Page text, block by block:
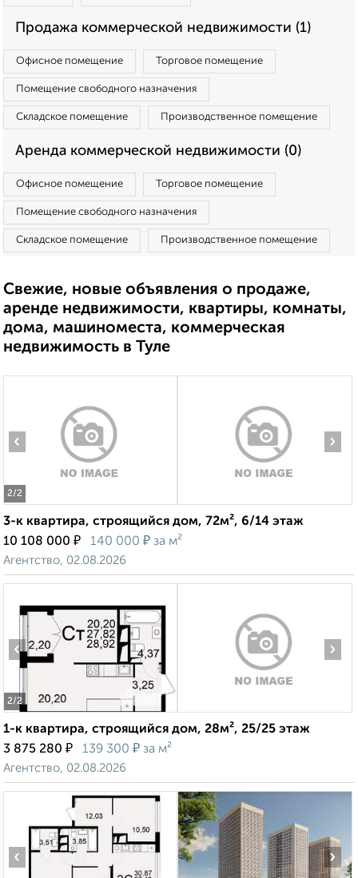
Продажа коммерческой недвижимости (1)
Офисное помещение Торговое помещение
Помещение свободного назначения
Складское помещение Производственное помещение
Аренда коммерческой недвижимости (0)
Офисное помещение Торговое помещение
Помещение свободного назначения
Складское помещение Производственное помещение
Свежие, новые объявления о продаже,
аренде недвижимости, квартиры, комнаты,
дома, машиноместа, коммерческая
недвижимость в Туле
2/2
‹ ›
3-к квартира, строящийся дом, 72м², 6/14 этаж
10 108 000 ₽ 140 000 ₽ за м²
Агентство, 02.08.2026
2/2
‹ ›
1-к квартира, строящийся дом, 28м², 25/25 этаж
3 875 280 ₽ 139 300 ₽ за м²
Агентство, 02.08.2026
‹ ›